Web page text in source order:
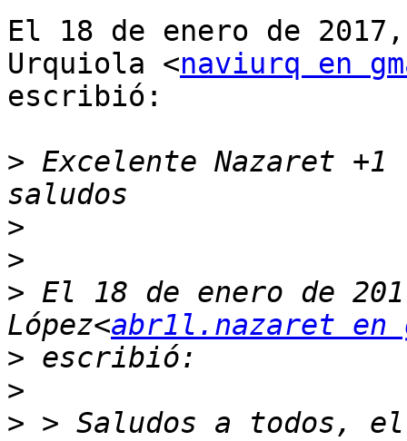
El 18 de enero de
Urquiola <naviurq en
escribió:
> Excelente Nazaret
>
>
> El 18 de enero de
López<abr1l.nazaret en
>
>
> > Saludos a todos,